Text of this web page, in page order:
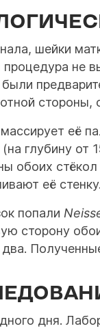
шейки
не
глубину от
обоих
её стенку.
попали
сторону
дня.